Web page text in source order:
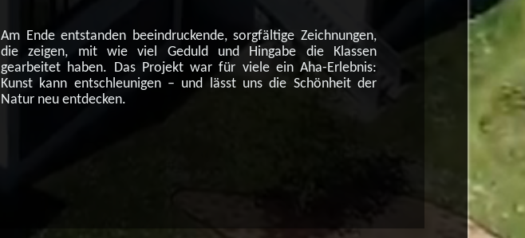
Am Ende entstanden beeindruckende, sorgfältige Zeichnungen,
die zeigen, mit wie viel Geduld und Hingabe die Klassen
gearbeitet haben. Das Projekt war für viele ein Aha-Erlebnis:
Kunst kann entschleunigen – und lässt uns die Schönheit der
Natur neu entdecken.